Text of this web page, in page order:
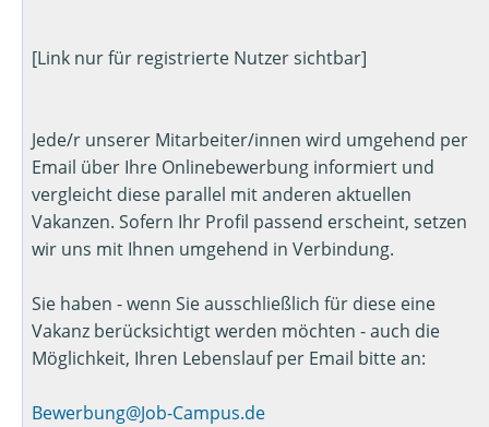
[Link nur für registrierte Nutzer sichtbar]
Jede/r unserer Mitarbeiter/innen wird umgehend per
Email über Ihre Onlinebewerbung informiert und
vergleicht diese parallel mit anderen aktuellen
Vakanzen. Sofern Ihr Profil passend erscheint, setzen
wir uns mit Ihnen umgehend in Verbindung.
Sie haben - wenn Sie ausschließlich für diese eine
Vakanz berücksichtigt werden möchten - auch die
Möglichkeit, Ihren Lebenslauf per Email bitte an:
Bewerbung@Job-Campus.de